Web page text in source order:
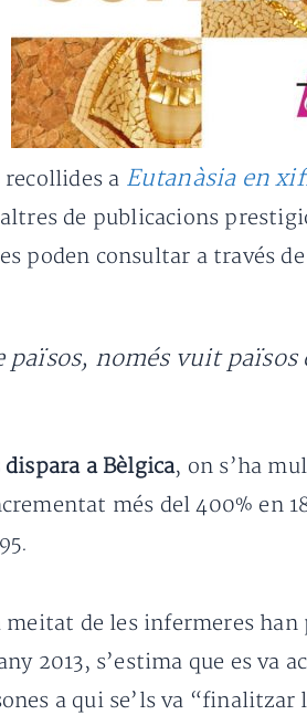
recollides a Eutanàsia en
de publicacions
poden consultar a través
països, només vuit
a Bèlgica, on s’ha
més del 400% en
meitat de les infermeres
2013, s’estima que es
a qui se’ls va